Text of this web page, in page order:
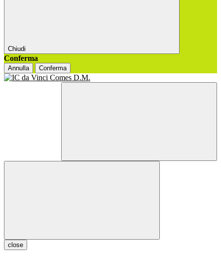
Chiudi
Conferma
Annulla Conferma
close